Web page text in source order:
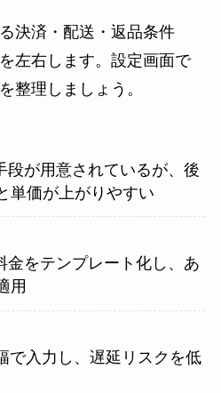
決済・配送・返品条件
左右します。設定画面で
整理しましょう。
段が用意されているが、後
単価が上がりやすい
金をテンプレート化し、あ
用
で入力し、遅延リスクを低